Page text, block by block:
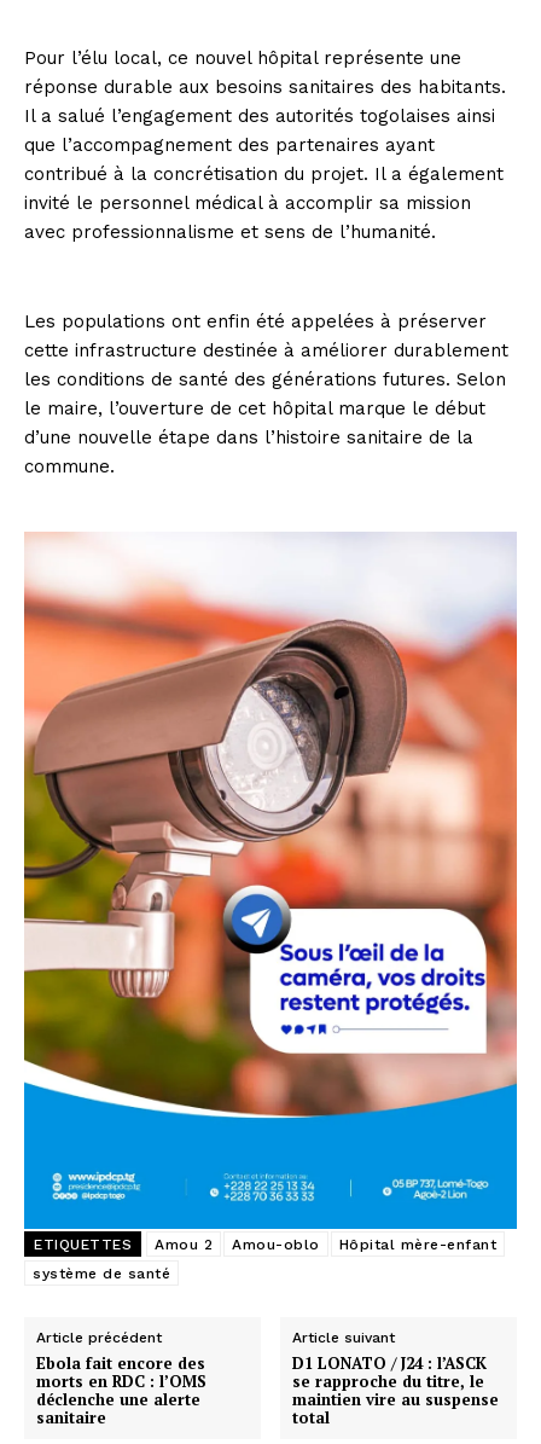
Pour l’élu local, ce nouvel hôpital représente une
réponse durable aux besoins sanitaires des habitants.
Il a salué l’engagement des autorités togolaises ainsi
que l’accompagnement des partenaires ayant
contribué à la concrétisation du projet. Il a également
invité le personnel médical à accomplir sa mission
avec professionnalisme et sens de l’humanité.
Les populations ont enfin été appelées à préserver
cette infrastructure destinée à améliorer durablement
les conditions de santé des générations futures. Selon
le maire, l’ouverture de cet hôpital marque le début
d’une nouvelle étape dans l’histoire sanitaire de la
commune.
ETIQUETTES Amou 2 Amou-oblo
Hôpital mère-enfant
système de santé
Article précédent
Ebola fait encore des
morts en RDC : l’OMS
déclenche une alerte
sanitaire
Article suivant
D1 LONATO / J24 : l’ASCK
se rapproche du titre, le
maintien vire au suspense
total